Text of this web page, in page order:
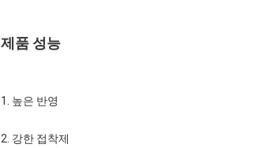
제품 성능
1. 높은 반영
2. 강한 접착제